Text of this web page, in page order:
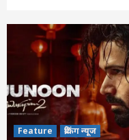
Feature
ब्रेकिंग न्यूज
4
Feature
तीन बहनों ने
मुख्यमंत्री